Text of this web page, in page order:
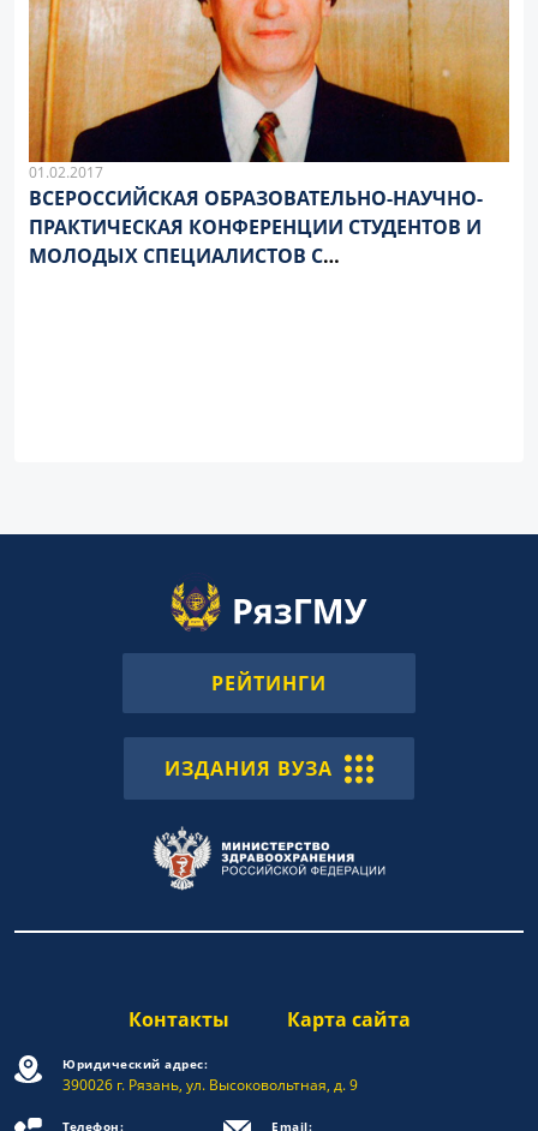
01.02.2017
ВСЕРОССИЙСКАЯ ОБРАЗОВАТЕЛЬНО-НАУЧНО-
ПРАКТИЧЕСКАЯ КОНФЕРЕНЦИИ СТУДЕНТОВ И
МОЛОДЫХ СПЕЦИАЛИСТОВ С
РЕЙТИНГИ
ИЗДАНИЯ ВУЗА
Контакты Карта сайта
Юридический адрес:
390026 г. Рязань, ул. Высоковольтная, д. 9
Телефон: Email: